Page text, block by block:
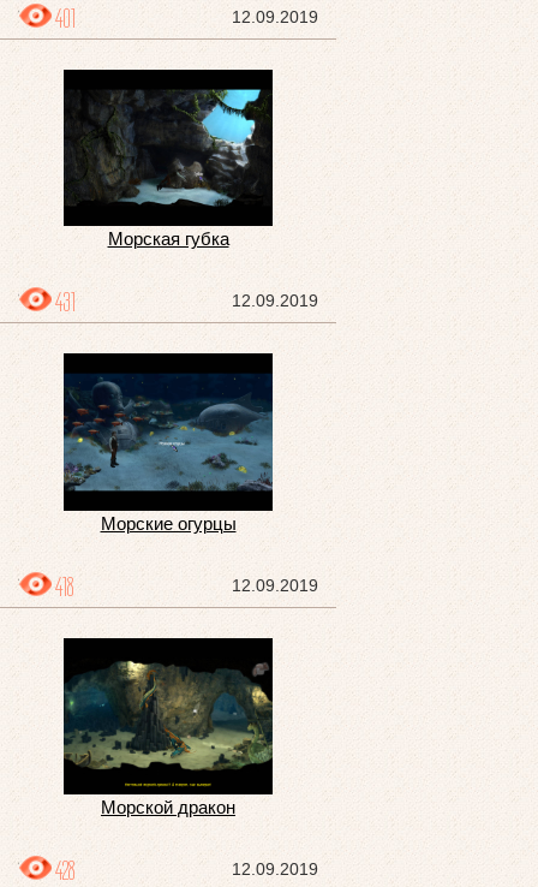
12.09.2019
401
Морская губка
12.09.2019
431
Морские огурцы
12.09.2019
418
Морской дракон
12.09.2019
428